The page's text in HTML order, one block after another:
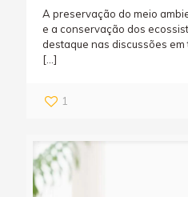
A preservação do meio
e a conservação dos
destaque nas discussões
[…]
1